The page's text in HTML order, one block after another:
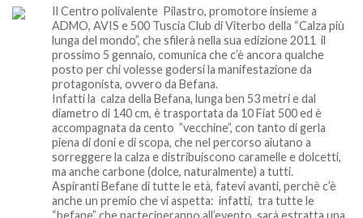
Il Centro polivalente Pilastro, promotore insieme a
ADMO, AVIS e 500 Tuscia Club di Viterbo della “Calza più
lunga del mondo”, che sfilerà nella sua edizione 2011 il
prossimo 5 gennaio, comunica che c’è ancora qualche
posto per chi volesse godersi la manifestazione da
protagonista, ovvero da Befana.
Infatti la calza della Befana, lunga ben 53 metri e dal
diametro di 140 cm, è trasportata da 10 Fiat 500 ed è
accompagnata da cento ”vecchine”, con tanto di gerla
piena di doni e di scopa, che nel percorso aiutano a
sorreggere la calza e distribuiscono caramelle e dolcetti,
ma anche carbone (dolce, naturalmente) a tutti.
Aspiranti Befane di tutte le età, fatevi avanti, perchè c’è
anche un premio che vi aspetta: infatti, tra tutte le